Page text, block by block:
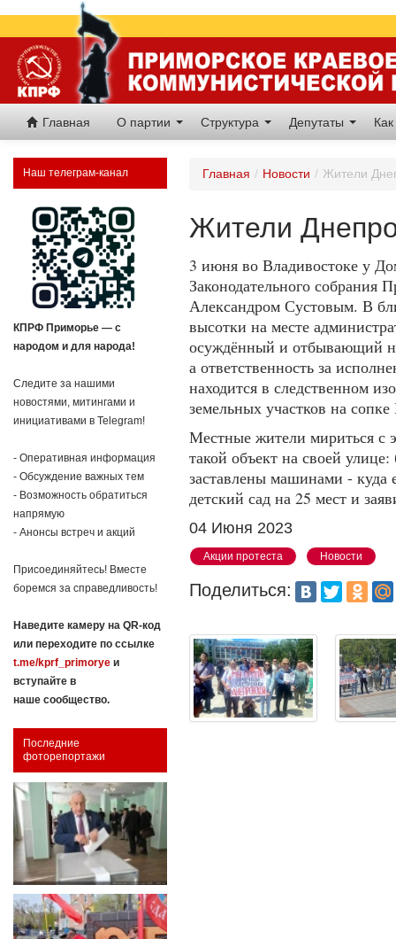
Главная О партии Структура Депутаты
Наш телеграм-канал
КПРФ Приморье — с
народом и для народа!
Следите за нашими
новостями, митингами и
инициативами в Telegram!
- Оперативная информация
- Обсуждение важных тем
- Возможность обратиться
напрямую
- Анонсы встреч и акций
Присоединяйтесь! Вместе
боремся за справедливость!
Наведите камеру на QR-код
или переходите по ссылке
t.me/kprf_primorye и
вступайте в
наше сообщество.
Последние
фоторепортажи
Главная / Новости / Жители
Жители
3 июня во Владивостоке у
Законодательного собрания
Александром Сустовым. В
высотки на месте
осуждённый и отбывающий
а ответственность за
находится в следственном
земельных участков на
Местные жители мириться с
такой объект на своей
заставлены машинами - куда
детский сад на 25 мест и
04 Июня 2023
Акции протеста Новости
Поделиться: